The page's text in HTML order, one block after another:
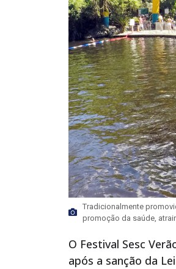
Tradicionalmente
promoção da saúde,
O Festival Sesc
após a sanção da